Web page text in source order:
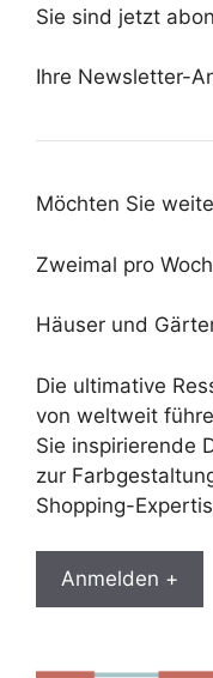
Sie sind jetzt
Ihre Newsletter-
Möchten Sie
Zweimal pro
Häuser und
Die ultimative
von weltweit
Sie inspirierende
zur
Shopping-
Anmelden +